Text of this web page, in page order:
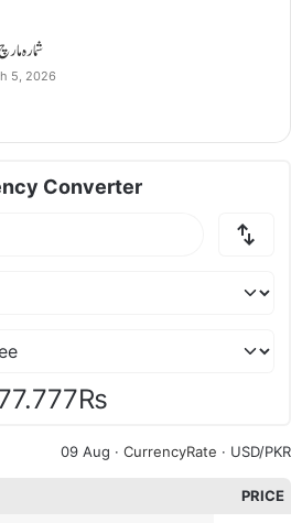
شمارہ مارچ 2026
5, 2026
Converter
09 Aug · CurrencyRate · USD/PKR
PRICE